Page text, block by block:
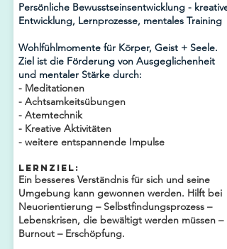
Persönliche Bewusstseinsentwicklung - kreative
Entwicklung, Lernprozesse, mentales Training
Wohlfühlmomente für Körper, Geist + Seele.
Ziel ist die Förderung von Ausgeglichenheit
und mentaler Stärke durch:
- Meditationen
- Achtsamkeitsübungen
- Atemtechnik
- Kreative Aktivitäten
- weitere entspannende Impulse
Lernziel:
Ein besseres Verständnis für sich und seine
Umgebung kann gewonnen werden. Hilft bei
Neuorientierung – Selbstfindungsprozess –
Lebenskrisen, die bewältigt werden müssen –
Burnout – Erschöpfung.